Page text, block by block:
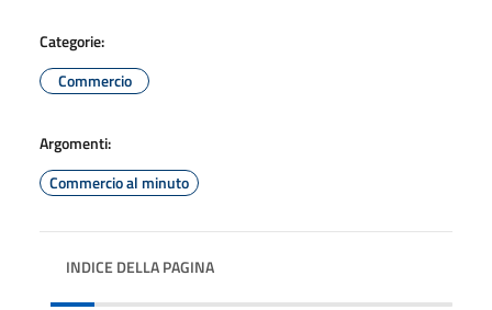
Categorie:
Commercio
Argomenti:
Commercio al minuto
INDICE DELLA PAGINA